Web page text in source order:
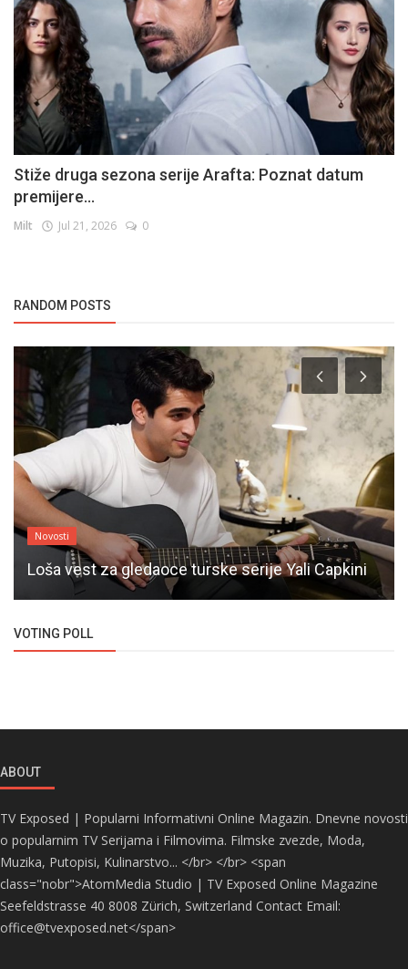
Stiže druga sezona serije Arafta: Poznat datum
premijere...
Milt Jul 21, 2026 0
RANDOM POSTS
Novosti
Loša vest za gledaoce turske serije Yali Capkini
VOTING POLL
ABOUT
TV Exposed | Popularni Informativni Online Magazin. Dnevne novosti
o popularnim TV Serijama i Filmovima. Filmske zvezde, Moda,
Muzika, Putopisi, Kulinarstvo... </br> </br> <span
class="nobr">AtomMedia Studio | TV Exposed Online Magazine
Seefeldstrasse 40 8008 Zürich, Switzerland Contact Email:
office@tvexposed.net</span>